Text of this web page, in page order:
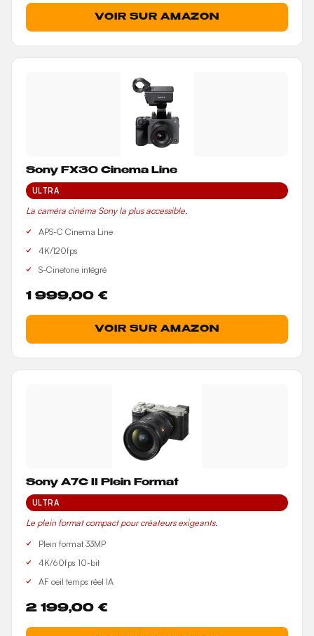
VOIR SUR AMAZON
Sony FX30 Cinema Line
ULTRA
La caméra cinéma Sony la plus accessible.
APS-C Cinema Line
4K/120fps
S-Cinetone intégré
1 999,00 €
VOIR SUR AMAZON
Sony A7C II Plein Format
ULTRA
Le plein format compact pour créateurs exigeants.
Plein format 33MP
4K/60fps 10-bit
AF oeil temps réel IA
2 199,00 €